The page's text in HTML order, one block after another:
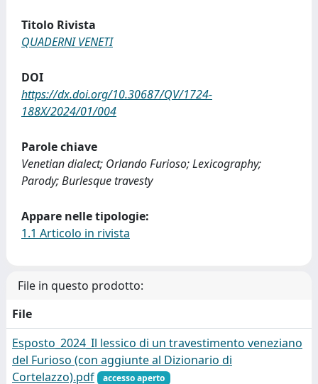
Titolo Rivista
QUADERNI VENETI
DOI
https://dx.doi.org/10.30687/QV/1724-
188X/2024/01/004
Parole chiave
Venetian dialect; Orlando Furioso; Lexicography;
Parody; Burlesque travesty
Appare nelle tipologie:
1.1 Articolo in rivista
File in questo prodotto:
File
Esposto_2024_Il lessico di un travestimento veneziano
del Furioso (con aggiunte al Dizionario di
Cortelazzo).pdf
accesso aperto